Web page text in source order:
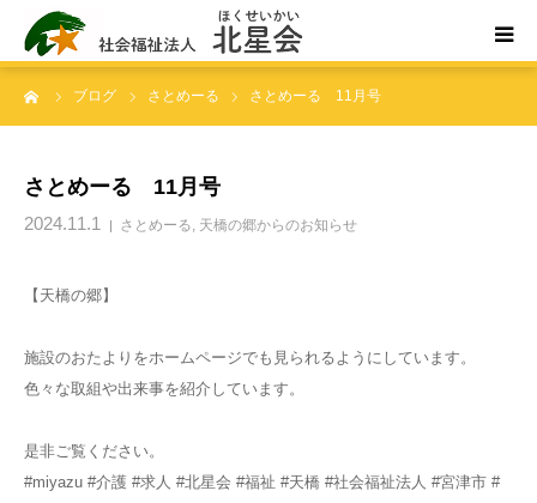
ブログ さとめーる さとめーる 11月号
さとめーる 11月号
2024.11.1 さとめーる, 天橋の郷からのお知らせ
【天橋の郷】
施設のおたよりをホームページでも見られるようにしています。
色々な取組や出来事を紹介しています。
是非ご覧ください。
#miyazu #介護 #求人 #北星会 #福祉 #天橋 #社会福祉法人 #宮津市 #
ホーム
事業所案内・ご利用案内
お問い合わせ